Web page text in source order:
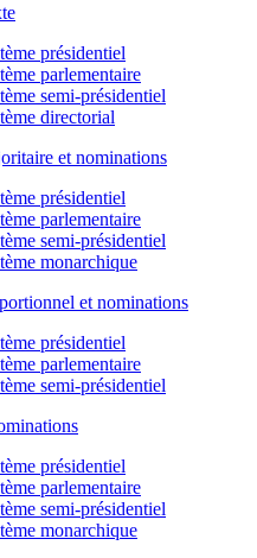
présidentiel
parlementaire
semi-présidentiel
directorial
et nominations
présidentiel
parlementaire
semi-présidentiel
monarchique
et nominations
présidentiel
parlementaire
semi-présidentiel
présidentiel
parlementaire
semi-présidentiel
monarchique